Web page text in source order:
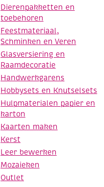
Dierenpakketten en
toebehoren
Feestmateriaal,
Schminken en Veren
Glasversiering en
Raamdecoratie
Handwerkgarens
Hobbysets en Knutselsets
Hulpmaterialen papier en
karton
Kaarten maken
Kerst
Leer bewerken
Mozaieken
Outlet